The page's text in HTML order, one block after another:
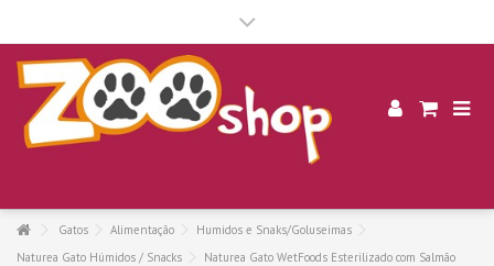
Gatos Alimentação
Humidos e Snaks/Goluseimas
Naturea Gato Húmidos / Snacks
Naturea Gato WetFoods Esterilizado com Salmão